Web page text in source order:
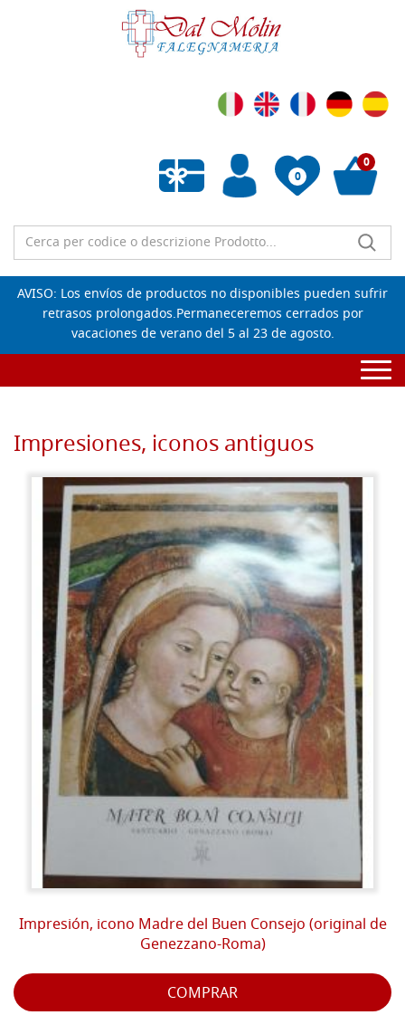
0
Lista de deseos vacía
0
AVISO: Los envíos de productos no disponibles pueden sufrir
retrasos prolongados.Permaneceremos cerrados por
vacaciones de verano del 5 al 23 de agosto.
Impresiones, iconos antiguos
Impresión, icono Madre del Buen Consejo (original de
Genezzano-Roma)
COMPRAR